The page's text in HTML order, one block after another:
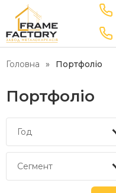
Головна Портфоліо
Портфоліо
Год
Сегмент